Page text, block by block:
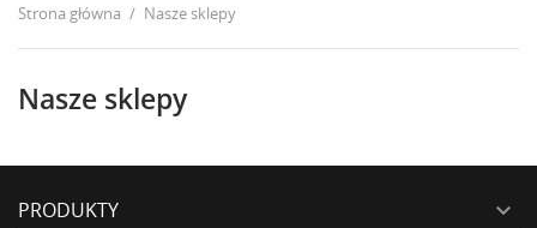
Strona główna Nasze sklepy
Nasze sklepy
PRODUKTY 